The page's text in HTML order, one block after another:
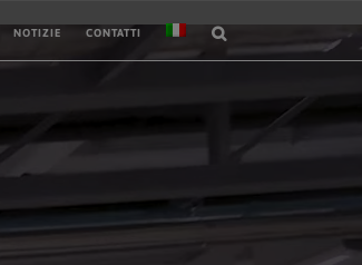
NOTIZIE CONTATTI